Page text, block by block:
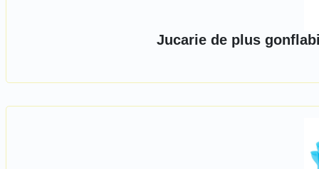
Jucarie de plus